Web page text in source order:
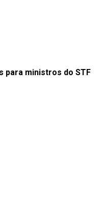
para ministros do STF